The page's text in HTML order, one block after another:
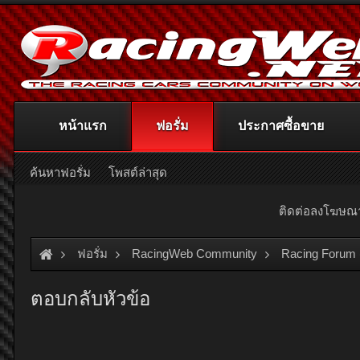
ติดต่อลงโฆษ
ฟอรั่ม RacingWeb Community Racing
ตอบกลับหัวข้อ
หน้าแรก ฟอรั่ม
ค้นหาฟอรั่ม โพสต์ล่าสุด
ประกาศซื้อขาย